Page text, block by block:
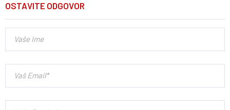
OSTAVITE ODGOVOR